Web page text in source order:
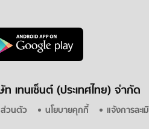
เทนเซ็นต์ (ประเทศไทย) จำกัด
ส่วนตัว นโยบายคุกกี้ แจ้งการละ